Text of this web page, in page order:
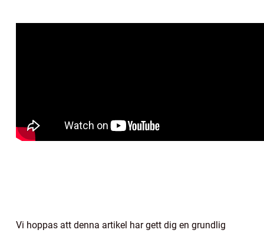
Vi hoppas att denna artikel har gett dig en grundlig